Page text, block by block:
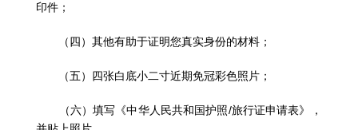
印件；
（四）其他有助于证明您真实身份的材料；
（五）四张白底小二寸近期免冠彩色照片；
（六）填写《中华人民共和国护照/旅行证申请表》，